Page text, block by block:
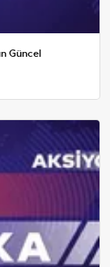
Güncel